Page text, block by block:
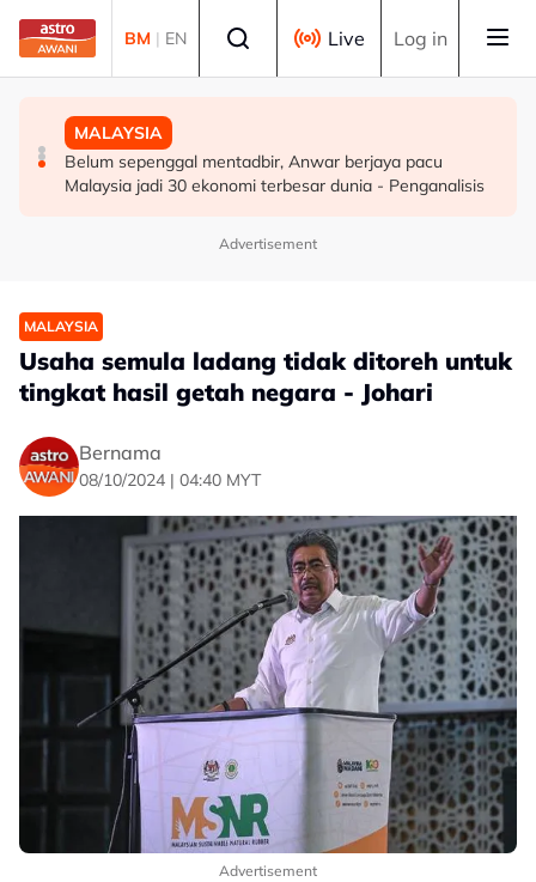
Skip to main content
BM | EN Live Log in
DUNIA
Infantino nafi dakwaan UEFA bayar pampasan kepada
wanita didakwa kekasih
MALAYSIA
ICQS Bukit Kayu Hitam gempar beg disangka berisi
bom, dadah
MALAYSIA
Belum sepenggal mentadbir, Anwar berjaya pacu
Malaysia jadi 30 ekonomi terbesar dunia - Penganalisis
Advertisement
MALAYSIA
Usaha semula ladang tidak ditoreh untuk
tingkat hasil getah negara - Johari
Bernama
08/10/2024 | 04:40 MYT
Advertisement